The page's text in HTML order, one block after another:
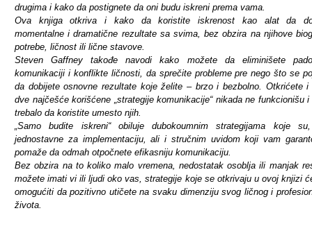
drugima i kako da postignete da oni budu iskreni prema vama.
Ova knjiga otkriva i kako da koristite iskrenost kao alat da
momentalne i dramatične rezultate sa svima, bez obzira na njihove
potrebe, ličnost ili lične stavove.
Steven Gaffney takođe navodi kako možete da eliminišete
komunikaciji i konflikte ličnosti, da sprečite probleme pre nego što se
da dobijete osnovne rezultate koje želite – brzo i bezbolno. Otkrićete i
dve najčešće korišćene „strategije komunikacije“ nikada ne funkcionišu
trebalo da koristite umesto njih.
„Samo budite iskreni“ obiluje dubokoumnim strategijama koje
jednostavne za implementaciju, ali i stručnim uvidom koji vam
pomaže da odmah otpočnete efikasniju komunikaciju.
Bez obzira na to koliko malo vremena, nedostatak osoblja ili manjak
možete imati vi ili ljudi oko vas, strategije koje se otkrivaju u ovoj knjizi
omogućiti da pozitivno utičete na svaku dimenziju svog ličnog i
života.